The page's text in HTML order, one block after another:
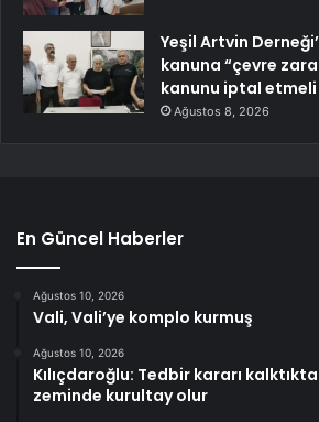
Yeşil Artvin
kanuna “çevre
kanunu iptal etmeli
Ağustos 8, 2026
En Güncel Haberler
Ağustos 10, 2026
Vali, Vali’ye komplo kurmuş
Ağustos 10, 2026
Kılıçdaroğlu: Tedbir kararı
zeminde kurultay olur